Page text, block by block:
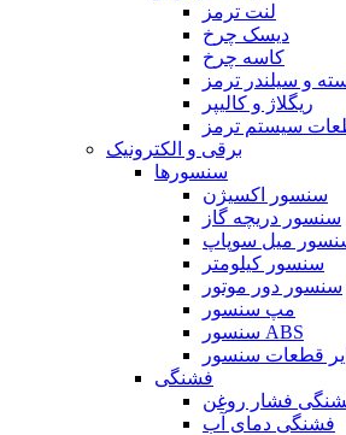
لنت ترمز
دیسک چرخ
کاسه چرخ
و سیلندر ترمز
ریگلاژ و کالیپر
سیستم ترمز
برقی و الکترونیک
سنسورها
سنسور اکسیژن
سنسور دریچه گاز
میل سوپاپ
سنسور کیلومتر
سنسور دور موتور
مپ سنسور
سنسور ABS
قطعات سنسور
فشنگی
فشار روغن
فشنگی دمای آب